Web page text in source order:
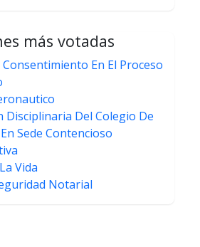
más votadas
Consentimiento En El Proceso
Disciplinaria Del Colegio De
Sede Contencioso
Vida
Notarial